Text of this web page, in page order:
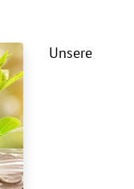
Unsere